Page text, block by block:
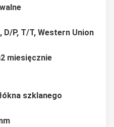
D/P, T/T, Western Union
miesięcznie
szklanego